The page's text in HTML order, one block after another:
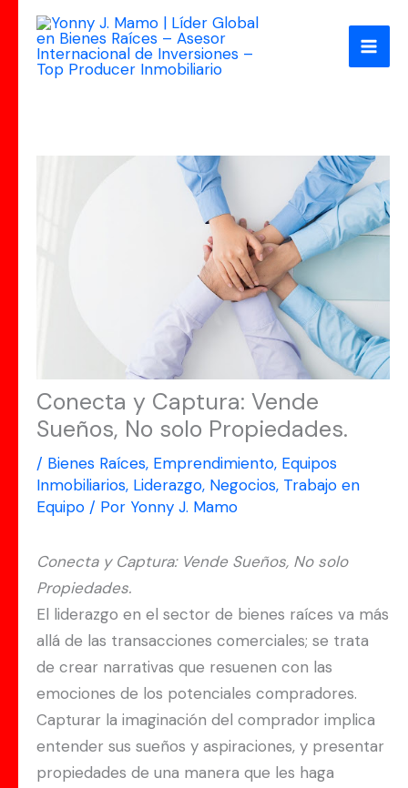
contenido
Conecta y Captura: Vende
Sueños, No solo Propiedades.
/ Bienes Raíces, Emprendimiento, Equipos
Inmobiliarios, Liderazgo, Negocios, Trabajo en
Equipo / Por Yonny J. Mamo
Conecta y Captura: Vende Sueños, No solo
Propiedades.
El liderazgo en el sector de bienes raíces va más
allá de las transacciones comerciales; se trata
de crear narrativas que resuenen con las
emociones de los potenciales compradores.
Capturar la imaginación del comprador implica
entender sus sueños y aspiraciones, y presentar
propiedades de una manera que les haga